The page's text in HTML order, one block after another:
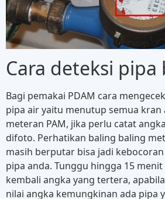
Cara deteksi pipa
Bagi pemakai PDAM cara
pipa air yaitu menutup semua kran
meteran PAM, jika perlu catat
difoto. Perhatikan baling baling
masih berputar bisa jadi
pipa anda. Tunggu hingga 15
kembali angka yang tertera,
nilai angka kemungkinan ada pipa